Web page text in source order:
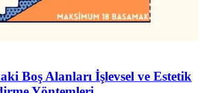
Boş Alanları İşlevsel ve Estetik